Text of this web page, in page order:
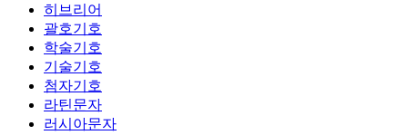
히브리어
괄호기호
학술기호
기술기호
첨자기호
라틴문자
러시아문자